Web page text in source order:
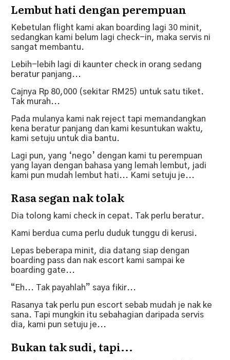
Lembut hati dengan perempuan
Kebetulan flight kami akan boarding lagi 30 minit,
sedangkan kami belum lagi check-in, maka servis ni
sangat membantu.
Lebih-lebih lagi di kaunter check in orang sedang
beratur panjang...
Cajnya Rp 80,000 (sekitar RM25) untuk satu tiket.
Tak murah...
Pada mulanya kami nak reject tapi memandangkan
kena beratur panjang dan kami kesuntukan waktu,
kami setuju untuk dia bantu.
Lagi pun, yang ‘nego’ dengan kami tu perempuan
yang layan dengan bahasa yang lemah lembut, jadi
kami pun mudah lembut hati... Kami setuju je...
Rasa segan nak tolak
Dia tolong kami check in cepat. Tak perlu beratur.
Kami berdua cuma perlu duduk tunggu di kerusi.
Lepas beberapa minit, dia datang siap dengan
boarding pass dan nak escort kami sampai ke
boarding gate...
“Eh... Tak payahlah” saya fikir...
Rasanya tak perlu pun escort sebab mudah je nak ke
sana. Tapi mungkin itu sebahagian daripada servis
dia, kami pun setuju je...
Bukan tak sudi, tapi...